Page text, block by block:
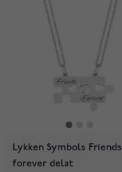
Lykken Symbols Friends
forever delat